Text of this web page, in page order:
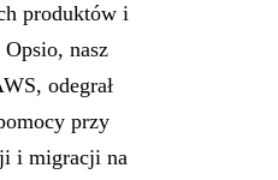
produktów i
Opsio, nasz
odegrał
przy
i migracji na